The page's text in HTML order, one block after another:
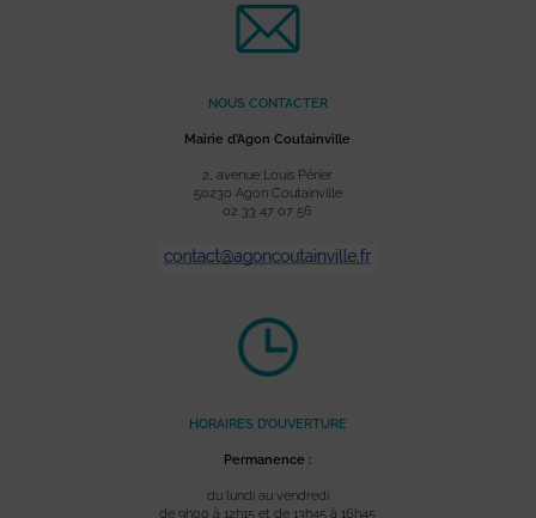
NOUS CONTACTER
Mairie d’Agon Coutainville
2, avenue Louis Périer
50230 Agon Coutainville
02 33 47 07 56
HORAIRES D’OUVERTURE
Permanence :
du lundi au vendredi
de 9h00 à 12h15 et de 13h45 à 16h45